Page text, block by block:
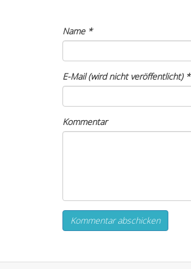
Name*
E-Mail (wird nicht veröffentlicht)*
Kommentar